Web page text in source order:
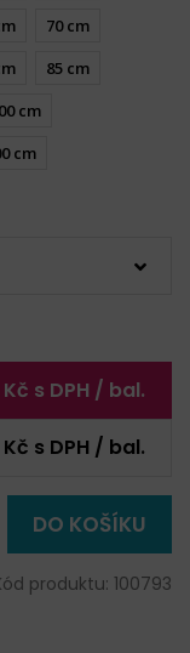
70 cm
85 cm
cm
cm
s DPH / bal.
Kč s DPH / bal.
DO KOŠÍKU
produktu: 100793